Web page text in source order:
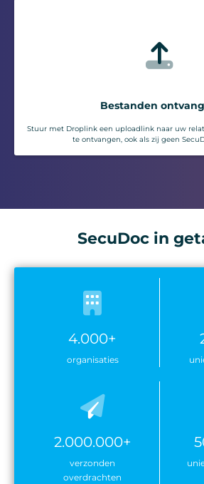
Bestanden
Stuur met Droplink een uploadlink naar uw
te ontvangen, ook als zij geen
SecuDoc in
4.000+
organisaties
2.000.000+
verzonden
overdrachten